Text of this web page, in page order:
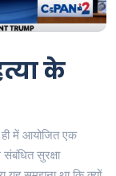
के
में आयोजित एक
सुरक्षा